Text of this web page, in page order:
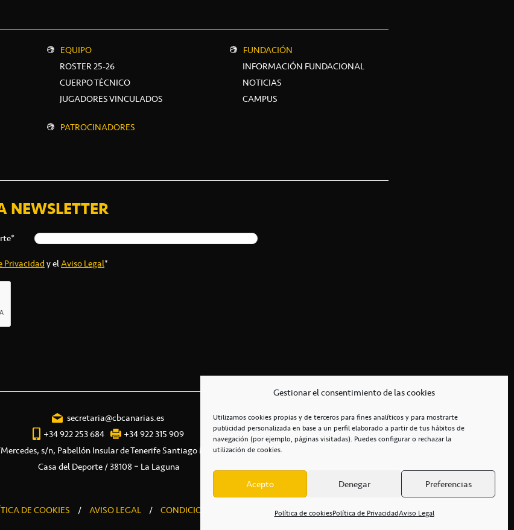
Gestionar el consentimiento de las cookies
Utilizamos cookies propias y de terceros para fines analíticos y para mostrarte
publicidad personalizada en base a un perfil elaborado a partir de tus hábitos de
navegación (por ejemplo, páginas visitadas). Puedes configurar o rechazar la
utilización de cookies.
Acepto Denegar Preferencias
Política de cookiesPolítica de PrivacidadAviso Legal
EQUIPO
ROSTER 25-26
CUERPO TÉCNICO
JUGADORES VINCULADOS
PATROCINADORES
FUNDACIÓN
INFORMACIÓN FUNDACIONAL
NOTICIAS
CAMPUS
NEWSLETTER
Privacidady elAviso Legal*
secretaria@cbcanarias.es
+34 922 253 684
+34 922 315 909
s/n, Pabellón Insular de Tenerife Santiago Martín
Casa del Deporte / 38108 – La Laguna
DE COOKIES / AVISO LEGAL / CONDICIONES COMERCIALES / ACCESIBILIDAD